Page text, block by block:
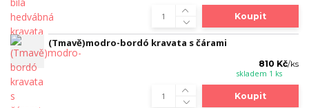
Koupit
(Tmavě)modro-bordó kravata s čárami
810 Kč/ks
skladem 1 ks
Koupit